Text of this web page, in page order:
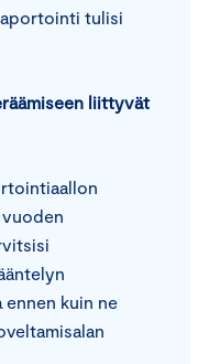
tulisi
liittyvät
ennen kuin ne